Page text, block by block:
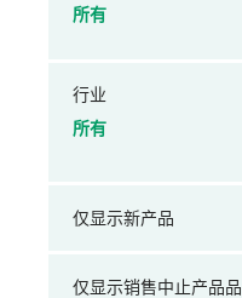
所有
行业
所有
仅显示新产品
仅显示销售中止产品品